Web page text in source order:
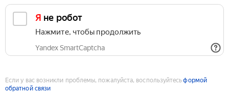
Я не робот
Нажмите, чтобы продолжить
Yandex SmartCaptcha
Если у вас возникли проблемы, пожалуйста, воспользуйтесьформой
обратной связи